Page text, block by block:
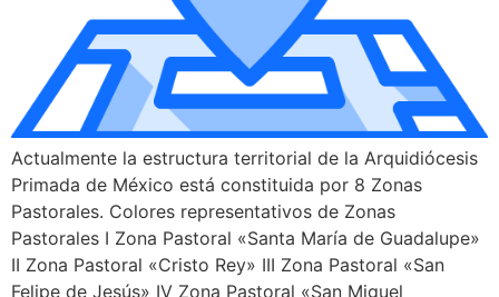
Actualmente la estructura territorial de la Arquidiócesis
Primada de México está constituida por 8 Zonas
Pastorales. Colores representativos de Zonas
Pastorales I Zona Pastoral «Santa María de Guadalupe»
II Zona Pastoral «Cristo Rey» III Zona Pastoral «San
Felipe de Jesús» IV Zona Pastoral «San Miguel